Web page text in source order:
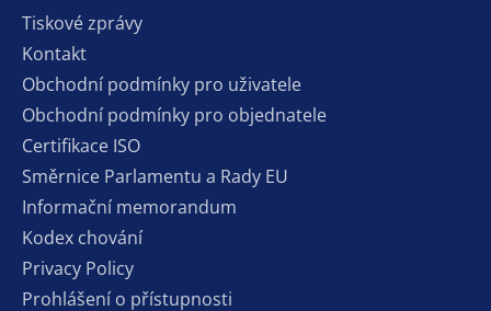
Tiskové zprávy
Kontakt
Obchodní podmínky pro uživatele
Obchodní podmínky pro objednatele
Certifikace ISO
Směrnice Parlamentu a Rady EU
Informační memorandum
Kodex chování
Privacy Policy
Prohlášení o přístupnosti